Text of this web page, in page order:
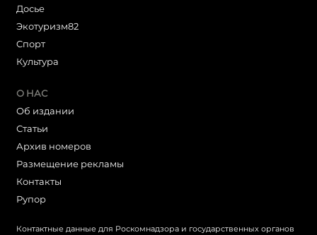
Досье
Экотуризм82
Cпорт
Культура
О НАС
Об издании
Статьи
Архив номеров
Размещение рекламы
Контакты
Рупор
Контактные данные для Роскомнадзора и государственных органов